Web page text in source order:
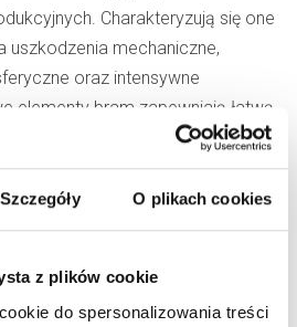
Szczegóły O plikach cookies
z plików cookie
do spersonalizowania treści
Charakteryzują się one
mechaniczne,
oraz intensywne
elementy bram zapewniają łatwą
konstrukcja ułatwia montaż. Dzięki
produkcji, sekcje te oferują
i akustyczną, co podnosi
niezawodne, zarówno w
wymagających klientów.